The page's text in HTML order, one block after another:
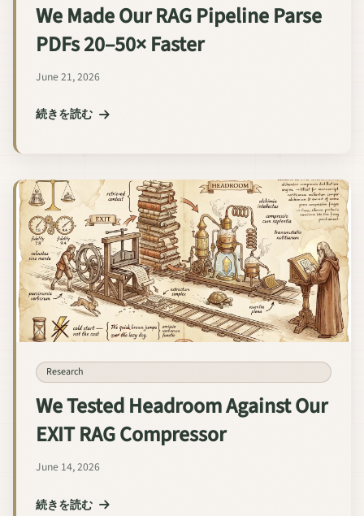
We Made Our RAG Pipeline Parse
PDFs 20–50× Faster
June 21, 2026
続きを読む
Research
We Tested Headroom Against Our
EXIT RAG Compressor
June 14, 2026
続きを読む